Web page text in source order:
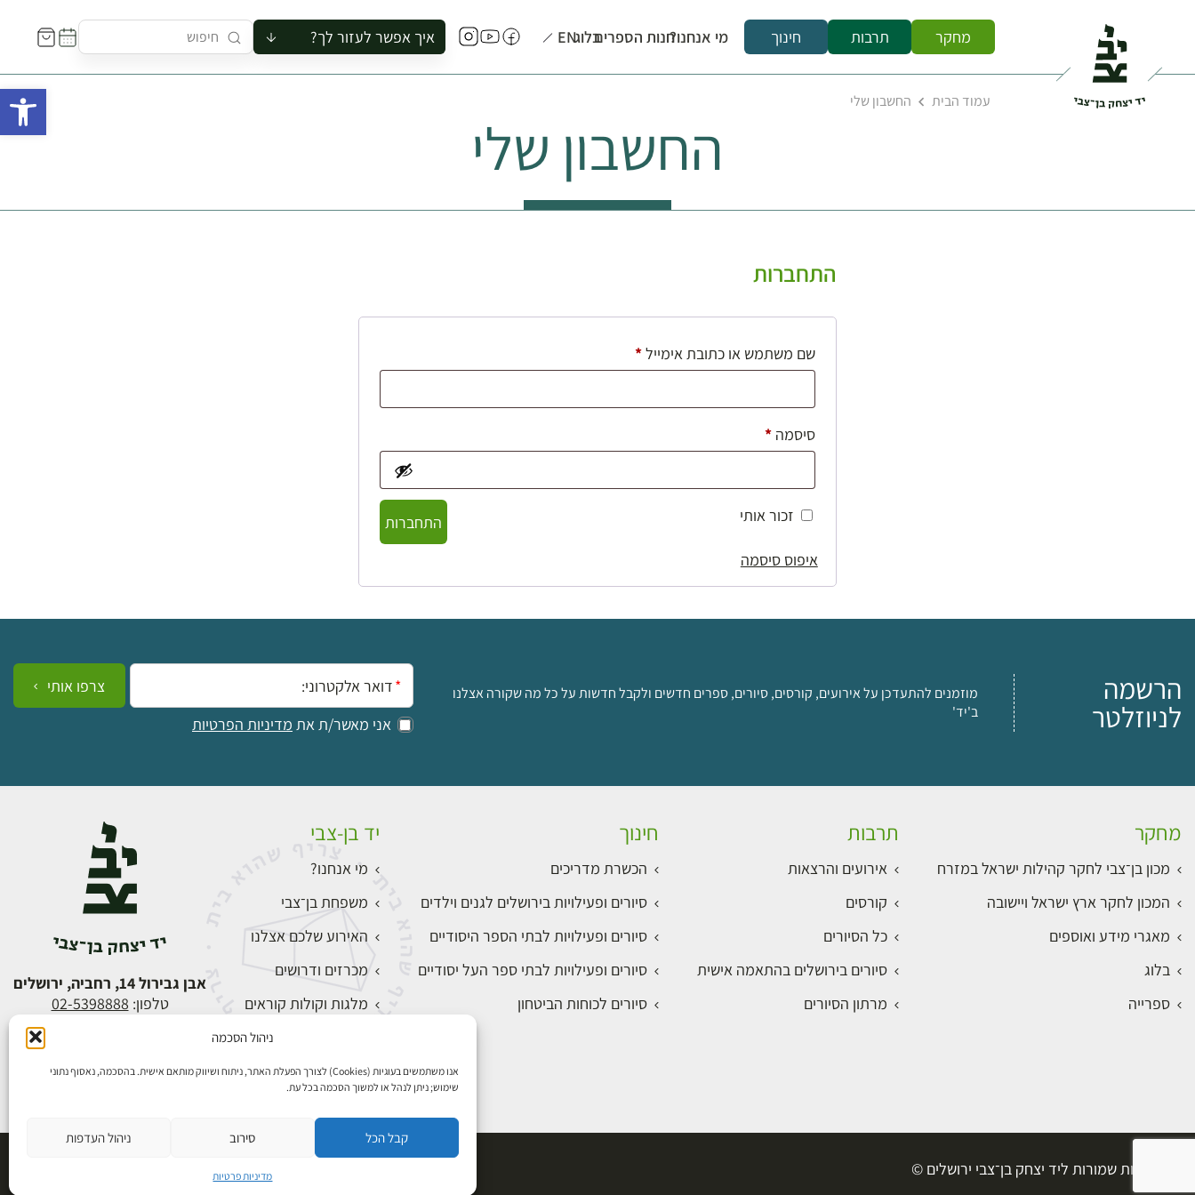
ניהול הסכמה
אנו משתמשים בעוגיות (Cookies) לצורך הפעלת האתר, ניתוח ושיווק מותאם אישית. בהסכמה, נאסוף נתוני
שימוש; ניתן לנהל או למשוך הסכמה בכל עת.
קבל הכל סירוב ניהול העדפות
מדיניות פרטיות
מחקר תרבות חינוך מי אנחנו?חנות הספריםבלוגEN איך אפשר לעזור לך?
להזמין סיור לקבוצה
לתאם ביקור בצריף
עמוד הבית החשבון שלי
החשבון שלי
התחברות
שם משתמש או כתובת אימייל*חובה
סיסמה*חובה
זכור אותי
התחברות
איפוס סיסמה
הרשמה
לניוזלטר
מוזמנים להתעדכן על אירועים, קורסים, סיורים, ספרים חדשים ולקבל חדשות על כל מה שקורה אצלנו
ב'יד'
אימייל:
אני מאשר/ת את מדיניות הפרטיות
צרפו אותי
מחקר
מכון בן־צבי לחקר קהילות ישראל במזרח
המכון לחקר ארץ ישראל ויישובה
מאגרי מידע ואוספים
בלוג
ספרייה
תרבות
אירועים והרצאות
קורסים
כל הסיורים
סיורים בירושלים בהתאמה אישית
מרתון הסיורים
חינוך
הכשרת מדריכים
סיורים ופעילויות בירושלים לגנים וילדים
סיורים ופעילויות לבתי הספר היסודיים
סיורים ופעילויות לבתי ספר העל יסודיים
סיורים לכוחות הביטחון
יד בן-צבי
מי אנחנו?
משפחת בן־צבי
האירוע שלכם אצלנו
מכרזים ודרושים
מלגות וקולות קוראים
התחברות
אבן גבירול 14, רחביה, ירושלים
טלפון: 02-5398888
כל הזכויות שמורות ליד יצחק בן־צבי ירושלים ©